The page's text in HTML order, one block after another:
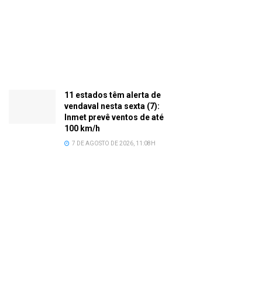
11 estados têm alerta de
vendaval nesta sexta (7):
Inmet prevê ventos de até
100 km/h
7 DE AGOSTO DE 2026, 11:08H